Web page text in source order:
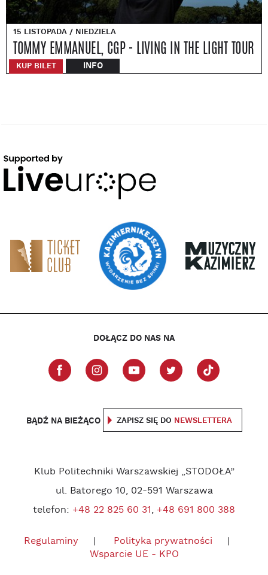
15 LISTOPADA / NIEDZIELA
TOMMY EMMANUEL, CGP - LIVING IN THE LIGHT TOUR
KUP BILET INFO
DOŁĄCZ DO NAS NA
BĄDŹ NA BIEŻĄCO ZAPISZ SIĘ DO NEWSLETTERA
Klub Politechniki Warszawskiej „STODOŁA”
ul. Batorego 10, 02-591 Warszawa
telefon: +48 22 825 60 31, +48 691 800 388
Regulaminy
Polityka prywatności
Wsparcie UE - KPO